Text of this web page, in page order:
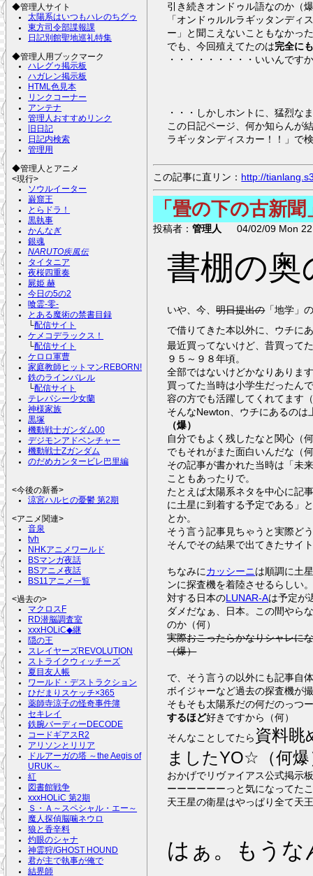
◆管理人サイト
太陽系はいつもハレのちグゥ
東方司令部諜報課
日記別館聖地巡礼特集
◆管理人用ブックマーク
ハレグゥ掲示板
ハガレン掲示板
HTML色見本
リンクコーナー
アンテナ
管理人おすすめリンク
旧日記
日記内検索
管理用
◆管理人とアニメ
<現行>
ソウルイーター
巌窟王
とらドラ！
黒執事
かんなぎ
銀魂
NARUTO疾風伝
タイタニア
夜桜四重奏
屍姫 赫
今日の5の2
喰霊-零-
とある魔術の禁書目録
└配信サイト
ケメコデラックス！
└配信サイト
ケロロ軍曹
家庭教師ヒットマンREBORN!
鉄のラインバレル
└配信サイト
テレパシー少女蘭
神様家族
黒塚
機動戦士ガンダム00
デジモンアドベンチャー
機動戦士Zガンダム
のだめカンタービレ巴里編
<今後の新番>
涼宮ハルヒの憂鬱 第2期
<アニメ関連>
音泉
tvh
NHKアニメワールド
BSマンガ夜話
BSアニメ夜話
BS11アニメ一覧
<過去の>
マクロスF
RD潜脳調査室
xxxHOLiC◆継
隠の王
スレイヤーズREVOLUTION
ストライクウィッチーズ
夏目友人帳
ワールド・デストラクション
ひだまりスケッチ×365
薬師寺涼子の怪奇事件簿
セキレイ
鉄腕バーディーDECODE
コードギアスR2
アリソンとリリア
ドルアーガの塔 ～the Aegis of
URUK～
紅
図書館戦争
xxxHOLiC 第2期
Ｓ・Ａ～スペシャル・エー～
魔人探偵脳噛ネウロ
狼と香辛料
灼眼のシャナ
神霊狩/GHOST HOUND
君が主で執事が俺で
結界師
引き続きオンドゥル語なのか（
「オンドゥルルラギッタンデ
ー」と聞こえないこともなかっ
でも、今回殖えてたのは完全に
・・・・・・・・・いいんです
・・・しかしホントに、猛烈な
この日記ページ、何か知らんが
ラギッタンディスカー！！」で
この記事に直リン： http://
「畳の下の古新
投稿者：管理人 04/02/09 Mon
書棚の奥
いや、今、明日提出の「地学」
で借りてきた本以外に、ウチに
最近買ってないけど、昔買って
９５～９８年頃。
全部ではないけどかなりありま
買ってた当時は小学生だったん
容の方でも活躍してくれてます
そんなNewton、ウチにあるの
（爆）
自分でもよく残したなと関心（
でもそれがまた面白いんだな（
その記事が書かれた当時は「未
こともあったりで。
たとえば太陽系ネタを中心に記
に土星に到着する予定である」
とか。
そう言う記事見ちゃうと実際ど
そんでその結果で出てきたサイ
ちなみにカッシーニは順調に土
ンに探査機を着陸させるらしい
対する日本のLUNAR-Aは予定が
ダメだなぁ、日本。この間やら
のか（何）
実際おこったらかなりシャレに
（爆）
で、そう言うの以外にも記事自
ボイジャーなど過去の探査機が
そもそも太陽系だの何だのっつ
するほど好きですから（何）
そんなことしてたら 資料眺
ましたYO☆（何爆
おかげでリヴァイアス公式掲示
ーーーーーーっと気になってた
天王星の衛星はやっぱり全て天
はぁ。もうな